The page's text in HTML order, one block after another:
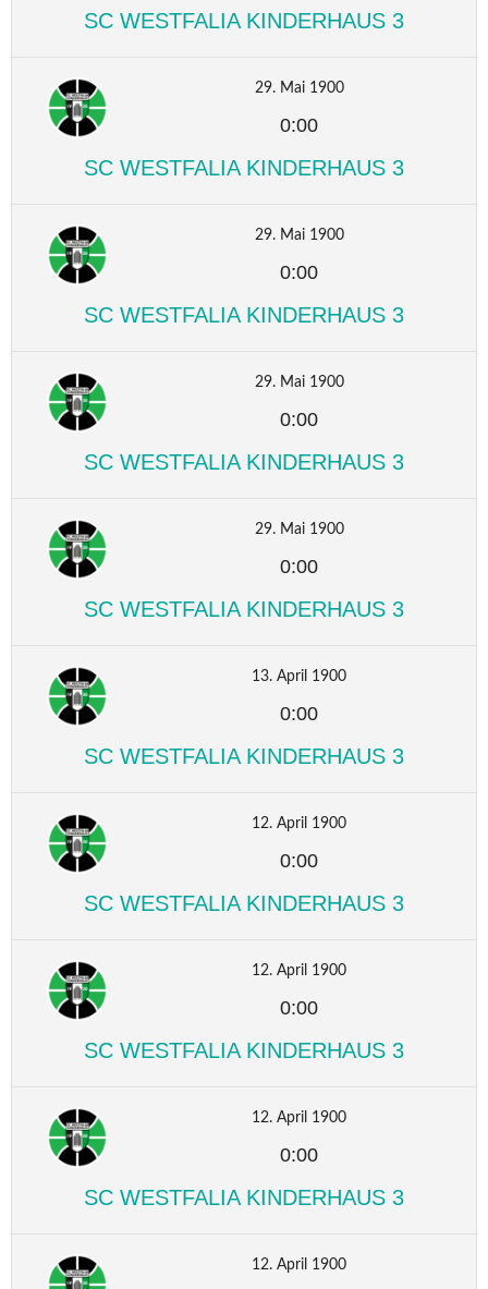
SC WESTFALIA KINDERHAUS 3
29. Mai 1900
0:00
SC WESTFALIA KINDERHAUS 3
29. Mai 1900
0:00
SC WESTFALIA KINDERHAUS 3
29. Mai 1900
0:00
SC WESTFALIA KINDERHAUS 3
29. Mai 1900
0:00
SC WESTFALIA KINDERHAUS 3
13. April 1900
0:00
SC WESTFALIA KINDERHAUS 3
12. April 1900
0:00
SC WESTFALIA KINDERHAUS 3
12. April 1900
0:00
SC WESTFALIA KINDERHAUS 3
12. April 1900
0:00
SC WESTFALIA KINDERHAUS 3
12. April 1900